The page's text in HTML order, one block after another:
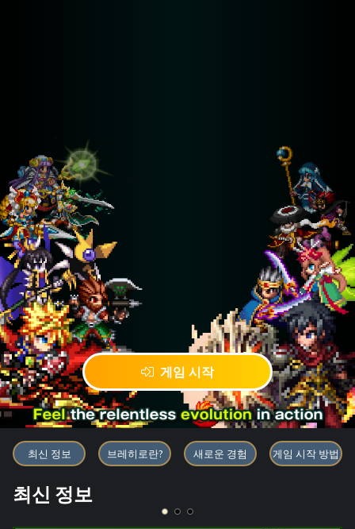
게임 시작
블록체인 게임 「BRAVE
최신 정보 브레히로란? 새로운 경험 게임 시작 방법
최신 정보